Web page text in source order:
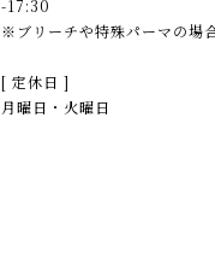
-17:30
※ブリーチや特殊パーマの場
[ 定休日 ]
月曜日・火曜日